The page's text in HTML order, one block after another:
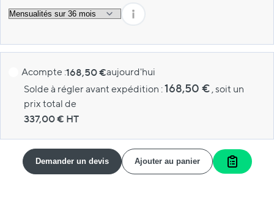
Acompte :168,50 €aujourd'hui
Solde à régler avant expédition :168,50 € , soit un
prix total de
337,00€ HT
Demander un devis Ajouter au panier
Ajouter